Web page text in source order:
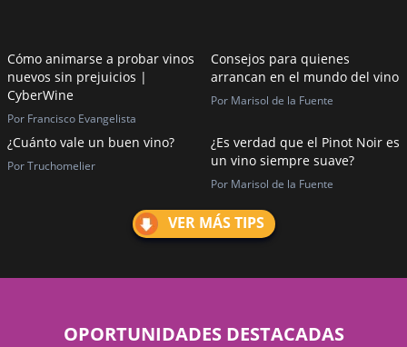
Cómo animarse a probar vinos
nuevos sin prejuicios |
CyberWine
Por Francisco Evangelista
Consejos para quienes
arrancan en el mundo del vino
Por Marisol de la Fuente
¿Cuánto vale un buen vino?
Por Truchomelier
¿Es verdad que el Pinot Noir es
un vino siempre suave?
Por Marisol de la Fuente
VER MÁS TIPS
OPORTUNIDADES DESTACADAS